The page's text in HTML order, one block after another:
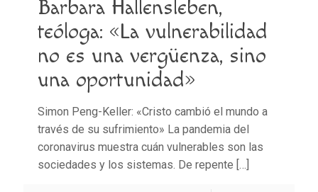
Barbara Hallensleben,
teóloga: «La vulnerabilidad
no es una vergüenza, sino
una oportunidad»
Simon Peng-Keller: «Cristo cambió el mundo a
través de su sufrimiento» La pandemia del
coronavirus muestra cuán vulnerables son las
sociedades y los sistemas. De repente […]